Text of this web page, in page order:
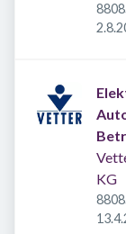
KG